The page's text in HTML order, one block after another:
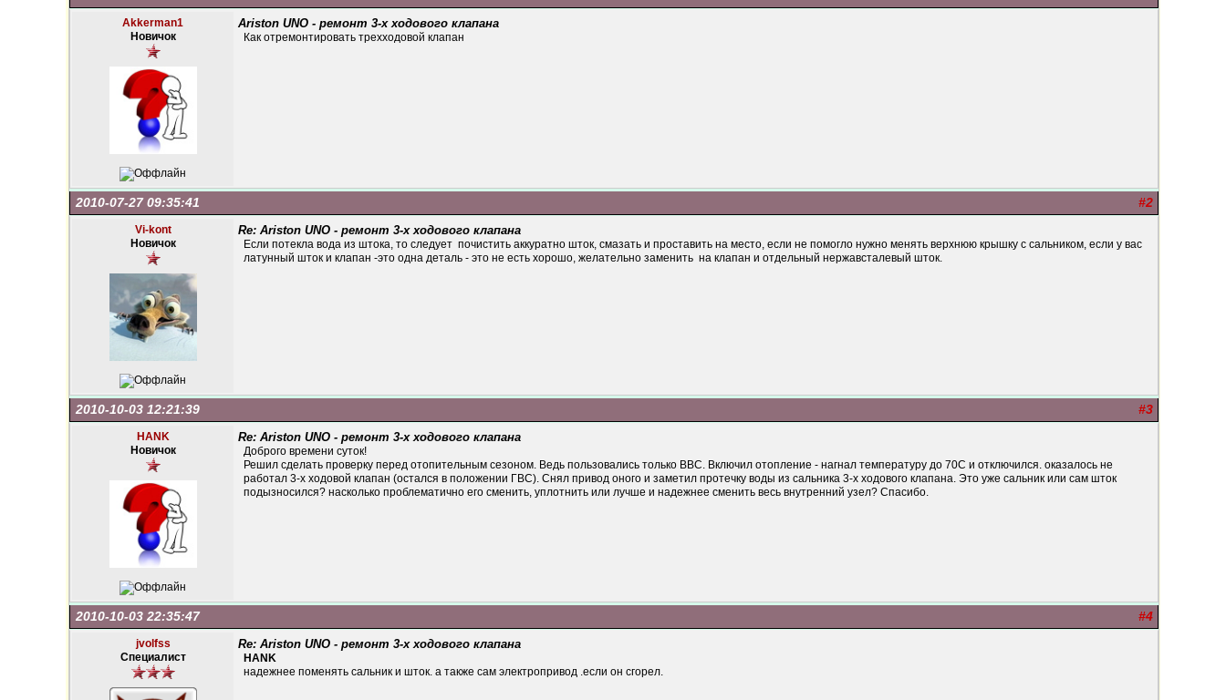
Akkerman1
Новичок
Ariston UNO - ремонт 3-х ходового клапана
Как отремонтировать трехходовой клапан
#2
2010-07-27 09:35:41
Vi-kont
Новичок
Re: Ariston UNO - ремонт 3-х ходового клапана
Если потекла вода из штока, то следует почистить аккуратно шток, смазать и проставить на место, если не помогло нужно менять верхнюю крышку с сальником, если у вас
латунный шток и клапан -это одна деталь - это не есть хорошо, желательно заменить на клапан и отдельный нержавсталевый шток.
#3
2010-10-03 12:21:39
HANK
Новичок
Re: Ariston UNO - ремонт 3-х ходового клапана
Доброго времени суток!
Решил сделать проверку перед отопительным сезоном. Ведь пользовались только ВВС. Включил отопление - нагнал температуру до 70С и отключился. оказалось не
работал 3-х ходовой клапан (остался в положении ГВС). Снял привод оного и заметил протечку воды из сальника 3-х ходового клапана. Это уже сальник или сам шток
подызносился? насколько проблематично его сменить, уплотнить или лучше и надежнее сменить весь внутренний узел? Спасибо.
#4
2010-10-03 22:35:47
jvolfss
Специалист
Re: Ariston UNO - ремонт 3-х ходового клапана
HANK
надежнее поменять сальник и шток. а также сам электропривод .если он сгорел.